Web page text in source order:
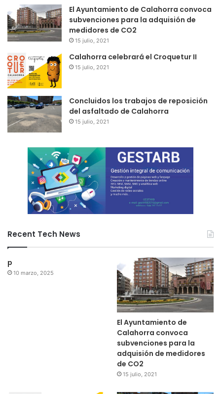
El Ayuntamiento de Calahorra convoca
subvenciones para la adquisión de
medidores de CO2
15 julio, 2021
Calahorra celebrará el Croquetur II
15 julio, 2021
Concluidos los trabajos de reposición
del asfaltado de Calahorra
15 julio, 2021
Recent Tech News
p
10 marzo, 2025
El Ayuntamiento de
Calahorra convoca
subvenciones para la
adquisión de medidores
de CO2
15 julio, 2021